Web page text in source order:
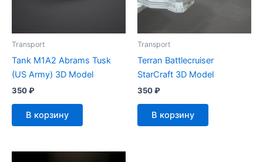
Transport
Tank M1A2 Abrams Tusk
(US Army) 3D Model
350₽
В корзину
Transport
Terran Battlecruiser
StarCraft 3D Model
350₽
В корзину